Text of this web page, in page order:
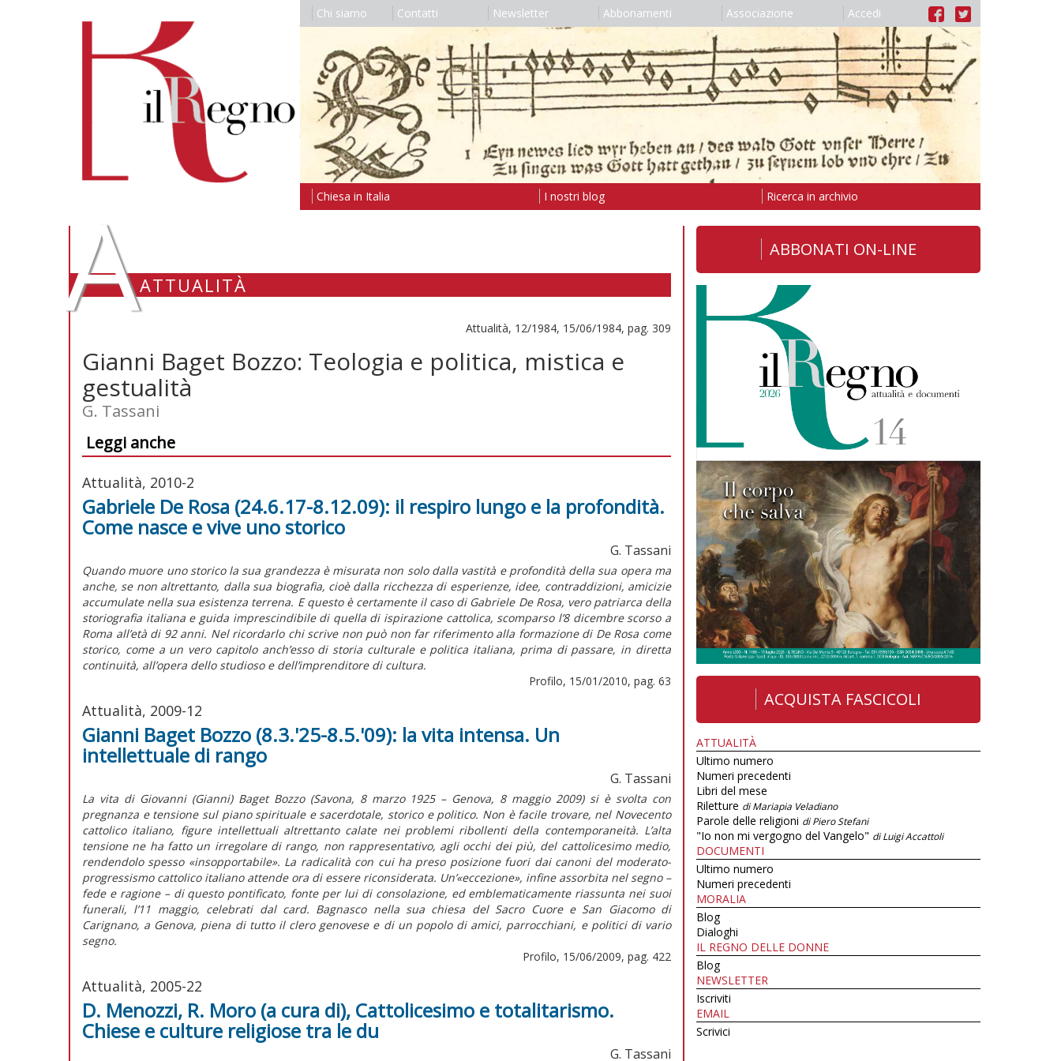
Chi siamo Contatti Newsletter Abbonamenti Associazione Accedi
Chiesa in Italia I nostri blog Ricerca in archivio
AATTUALITÀ
Attualità, 12/1984, 15/06/1984, pag. 309
Gianni Baget Bozzo: Teologia e politica, mistica e
gestualità
G. Tassani
Leggi anche
Attualità, 2010-2
Gabriele De Rosa (24.6.17-8.12.09): il respiro lungo e la profondità.
Come nasce e vive uno storico
G. Tassani
Quando muore uno storico la sua grandezza è misurata non solo dalla vastità e profondità della sua opera ma
anche, se non altrettanto, dalla sua biografia, cioè dalla ricchezza di esperienze, idee, contraddizioni, amicizie
accumulate nella sua esistenza terrena. E questo è certamente il caso di Gabriele De Rosa, vero patriarca della
storiografia italiana e guida imprescindibile di quella di ispirazione cattolica, scomparso l’8 dicembre scorso a
Roma all’età di 92 anni. Nel ricordarlo chi scrive non può non far riferimento alla formazione di De Rosa come
storico, come a un vero capitolo anch’esso di storia culturale e politica italiana, prima di passare, in diretta
continuità, all’opera dello studioso e dell’imprenditore di cultura.
Profilo, 15/01/2010, pag. 63
Attualità, 2009-12
Gianni Baget Bozzo (8.3.'25-8.5.'09): la vita intensa. Un
intellettuale di rango
G. Tassani
La vita di Giovanni (Gianni) Baget Bozzo (Savona, 8 marzo 1925 – Genova, 8 maggio 2009) si è svolta con
pregnanza e tensione sul piano spirituale e sacerdotale, storico e politico. Non è facile trovare, nel Novecento
cattolico italiano, figure intellettuali altrettanto calate nei problemi ribollenti della contemporaneità. L’alta
tensione ne ha fatto un irregolare di rango, non rappresentativo, agli occhi dei più, del cattolicesimo medio,
rendendolo spesso «insopportabile». La radicalità con cui ha preso posizione fuori dai canoni del moderato-
progressismo cattolico italiano attende ora di essere riconsiderata. Un’«eccezione», infine assorbita nel segno –
fede e ragione – di questo pontificato, fonte per lui di consolazione, ed emblematicamente riassunta nei suoi
funerali, l’11 maggio, celebrati dal card. Bagnasco nella sua chiesa del Sacro Cuore e San Giacomo di
Carignano, a Genova, piena di tutto il clero genovese e di un popolo di amici, parrocchiani, e politici di vario
segno.
Profilo, 15/06/2009, pag. 422
Attualità, 2005-22
D. Menozzi, R. Moro (a cura di), Cattolicesimo e totalitarismo.
Chiese e culture religiose tra le du
G. Tassani
ABBONATI ON-LINE
ACQUISTA FASCICOLI
ATTUALITÀ
Ultimo numero
Numeri precedenti
Libri del mese
Riletture di Mariapia Veladiano
Parole delle religioni di Piero Stefani
"Io non mi vergogno del Vangelo" di Luigi Accattoli
DOCUMENTI
Ultimo numero
Numeri precedenti
MORALIA
Blog
Dialoghi
IL REGNO DELLE DONNE
Blog
NEWSLETTER
Iscriviti
EMAIL
Scrivici